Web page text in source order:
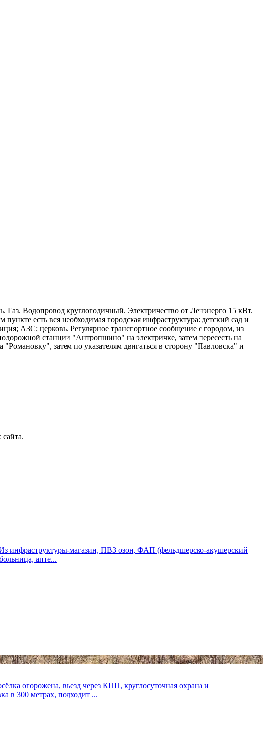
Водопровод круглогодичный. Электричество от Ленэнерго 15 кВт.
есть вся необходимая городская инфраструктура: детский сад и
АЗС; церковь. Регулярное транспортное сообщение с городом, из
станции "Антропшино" на электричке, затем пересесть на
затем по указателям двигаться в сторону "Павловска" и
инфраструктуры-магазин, ПВЗ озон, ФАП (фельдшерско-акушерский
апте...
огоpoжена, въезд через КПП, круглосуточная охрана и
в 300 метрах, подходит ...